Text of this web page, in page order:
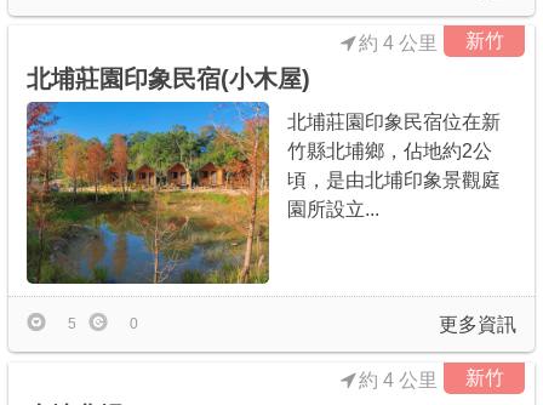
新竹
北埔莊園印象民宿(小木屋)
約 4 公里
北埔莊園印象民宿位在新
竹縣北埔鄉，佔地約2公
頃，是由北埔印象景觀庭
園所設立...
更多資訊
5 0
新竹
約 4 公里